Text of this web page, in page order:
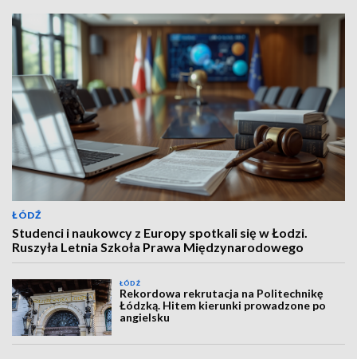
ŁÓDŹ
Studenci i naukowcy z Europy spotkali się w Łodzi.
Ruszyła Letnia Szkoła Prawa Międzynarodowego
ŁÓDŹ
Rekordowa rekrutacja na Politechnikę
Łódzką. Hitem kierunki prowadzone po
angielsku